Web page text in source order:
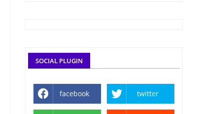
SOCIAL PLUGIN
facebook twitter